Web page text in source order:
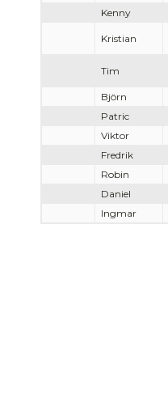
Kenny
Kristian
Tim
Björn
Patric
Viktor
Fredrik
Robin
Daniel
Ingmar